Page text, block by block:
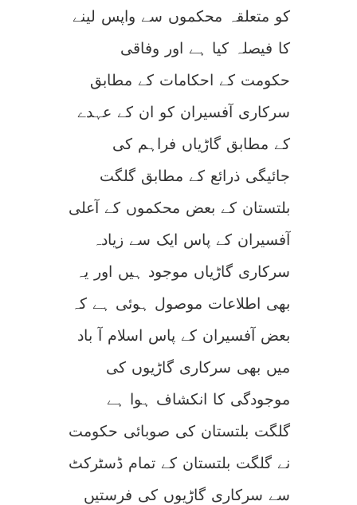
کو متعلقہ محکموں سے واپس لینے
کا فیصلہ کیا ہے اور وفاقی
حکومت کے احکامات کے مطابق
سرکاری آفسیران کو ان کے عہدے
کے مطابق گاڑیاں فراہم کی
جائیگی ذرائع کے مطابق گلگت
بلتستان کے بعض محکموں کے آعلی
آفسیران کے پاس ایک سے زیادہ
سرکاری گاڑیاں موجود ہیں اور یہ
بھی اطلاعات موصول ہوئی ہے کہ
بعض آفسیران کے پاس اسلام آ باد
میں بھی سرکاری گاڑیوں کی
موجودگی کا انکشاف ہوا ہے
گلگت بلتستان کی صوبائی حکومت
نے گلگت بلتستان کے تمام ڈسٹرکٹ
سے سرکاری گاڑیوں کی فرستیں